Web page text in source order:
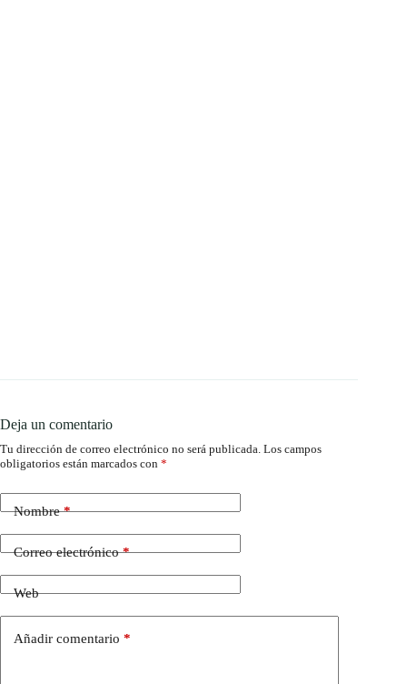
Deja un comentario
Tu dirección de correo electrónico no será publicada. Los campos
obligatorios están marcados con *
Nombre*
Correo electrónico*
Web
Añadir comentario *